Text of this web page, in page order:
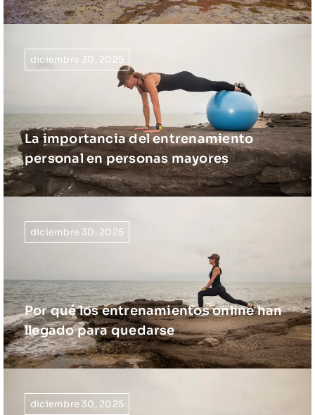
diciembre 30, 2025
La importancia del entrenamiento
personal en personas mayores
diciembre 30, 2025
Por qué los entrenamientos online han
llegado para quedarse
diciembre 30, 2025